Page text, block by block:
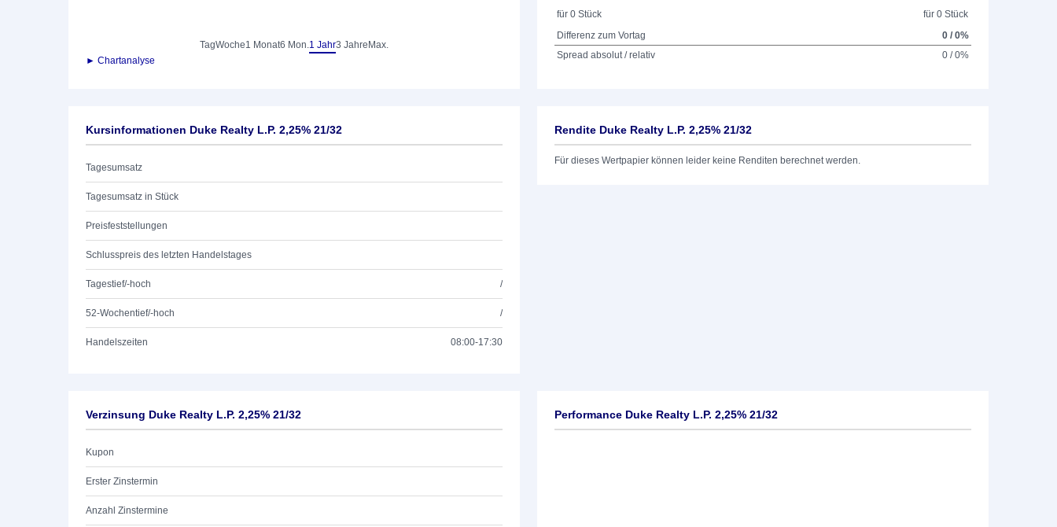
TagWoche1 Monat6 Mon.1 Jahr3 Jahre Max.
► Chartanalyse
für 0 Stück
für 0 Stück
Differenz zum Vortag
0 / 0%
Spread absolut / relativ
0 / 0%
Kursinformationen Duke Realty L.P. 2,25% 21/32
Tagesumsatz
Tagesumsatz in Stück
Preisfeststellungen
Schlusspreis des letzten Handelstages
Tagestief/-hoch /
52-Wochentief/-hoch /
Handelszeiten 08:00-17:30
Rendite Duke Realty L.P. 2,25% 21/32
Für dieses Wertpapier können leider keine Renditen berechnet werden.
Verzinsung Duke Realty L.P. 2,25% 21/32
Kupon
Erster Zinstermin
Anzahl Zinstermine
Performance Duke Realty L.P. 2,25% 21/32